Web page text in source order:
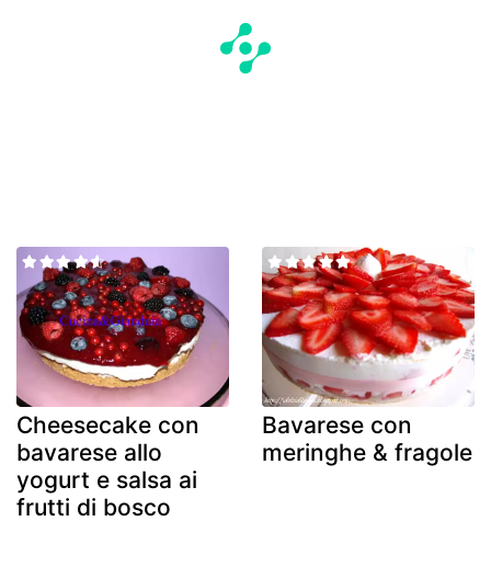
Cheesecake con
bavarese allo
yogurt e salsa ai
frutti di bosco
Bavarese con
meringhe & fragole